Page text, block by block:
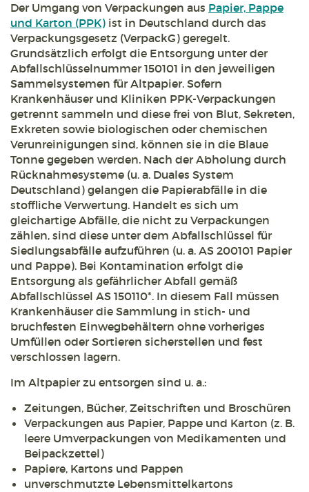
Der Umgang von Verpackungen aus Papier, Pappe
und Karton (PPK) ist in Deutschland durch das
Verpackungsgesetz (VerpackG) geregelt.
Grundsätzlich erfolgt die Entsorgung unter der
Abfallschlüsselnummer 150101 in den jeweiligen
Sammelsystemen für Altpapier. Sofern
Krankenhäuser und Kliniken PPK-Verpackungen
getrennt sammeln und diese frei von Blut, Sekreten,
Exkreten sowie biologischen oder chemischen
Verunreinigungen sind, können sie in die Blaue
Tonne gegeben werden. Nach der Abholung durch
Rücknahmesysteme (u. a. Duales System
Deutschland) gelangen die Papierabfälle in die
stoffliche Verwertung. Handelt es sich um
gleichartige Abfälle, die nicht zu Verpackungen
zählen, sind diese unter dem Abfallschlüssel für
Siedlungsabfälle aufzuführen (u. a. AS 200101 Papier
und Pappe). Bei Kontamination erfolgt die
Entsorgung als gefährlicher Abfall gemäß
Abfallschlüssel AS 150110*. In diesem Fall müssen
Krankenhäuser die Sammlung in stich- und
bruchfesten Einwegbehältern ohne vorheriges
Umfüllen oder Sortieren sicherstellen und fest
verschlossen lagern.
Im Altpapier zu entsorgen sind u. a.:
Zeitungen, Bücher, Zeitschriften und Broschüren
Verpackungen aus Papier, Pappe und Karton (z. B.
leere Umverpackungen von Medikamenten und
Beipackzettel)
Papiere, Kartons und Pappen
unverschmutzte Lebensmittelkartons